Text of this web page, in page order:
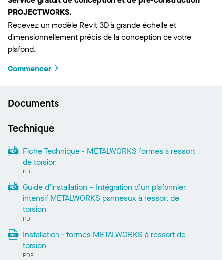
PROJECTWORKS.
Recevez un modèle Revit 3D à grande échelle et
dimensionnellement précis de la conception de votre
plafond.
Commencer
Documents
Technique
Fiche Technique - METALWORKS formes à ressort
de torsion
PDF
Guide d’installation – Intégration d’un plafonnier
intensif METALWORKS panneaux à ressort de
torsion
PDF
Installation - formes METALWORKS à ressort de
torsion
PDF